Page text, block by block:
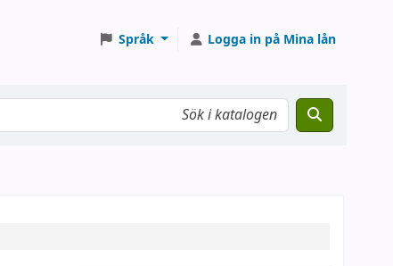
Språk Logga in på Mina lån